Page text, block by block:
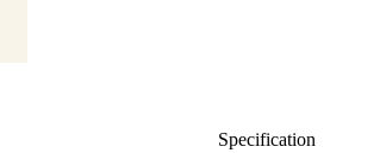
Specification